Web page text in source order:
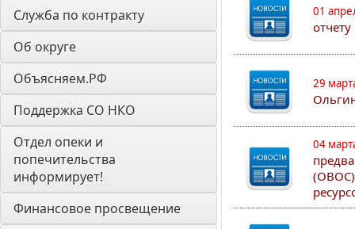
Служба по контракту
Об округе
Объясняем.РФ
Поддержка СО НКО
Отдел опеки и
попечительства
информирует!
Финансовое просвещение
01
29
04